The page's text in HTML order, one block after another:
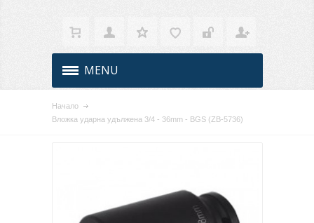
MENU
Начало
Вложка ударна удължена 3/4 - 36mm - BGS (ZB-5736)